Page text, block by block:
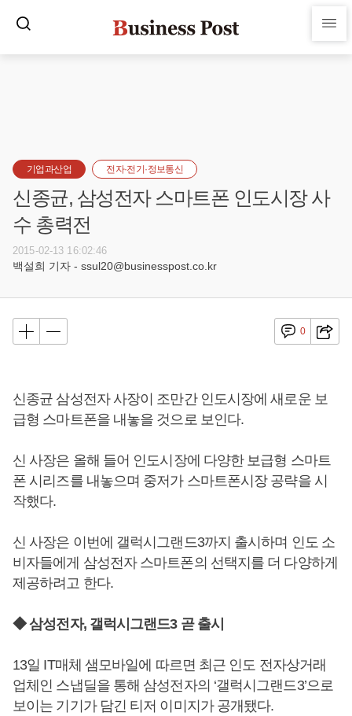
기업과산업 전자·전기·정보통신
신종균, 삼성전자 스마트폰 인도시장 사
수 총력전
2015-02-13 16:02:46
백설희 기자 - ssul20@businesspost.co.kr
0
신종균 삼성전자 사장이 조만간 인도시장에 새로운 보
급형 스마트폰을 내놓을 것으로 보인다.
신 사장은 올해 들어 인도시장에 다양한 보급형 스마트
폰 시리즈를 내놓으며 중저가 스마트폰시장 공략을 시
작했다.
신 사장은 이번에 갤럭시그랜드3까지 출시하며 인도 소
비자들에게 삼성전자 스마트폰의 선택지를 더 다양하게
제공하려고 한다.
◆ 삼성전자, 갤럭시그랜드3 곧 출시
13일 IT매체 샘모바일에 따르면 최근 인도 전자상거래
업체인 스냅딜을 통해 삼성전자의 ‘갤럭시그랜드3’으로
보이는 기기가 담긴 티저 이미지가 공개됐다.